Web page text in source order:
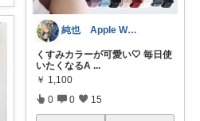
純也 Apple Watch関連紹介
くすみカラーが可愛い🤍 毎日使
いたくなるA ...
￥ 1,100
0 0 15